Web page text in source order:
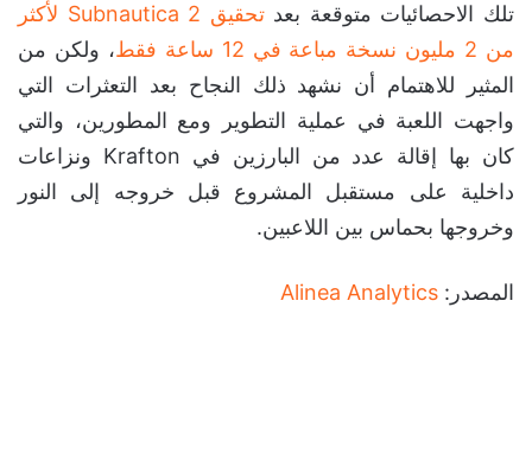
تلك الاحصائيات متوقعة بعد
تحقيق Subnautica 2 لأكثر
من 2 مليون نسخة مباعة في 12 ساعة فقط
، ولكن من
المثير للاهتمام أن نشهد ذلك النجاح بعد التعثرات التي
واجهت اللعبة في عملية التطوير ومع المطورين، والتي
كان بها إقالة عدد من البارزين في Krafton ونزاعات
داخلية على مستقبل المشروع قبل خروجه إلى النور
وخروجها بحماس بين اللاعبين.
المصدر: Alinea Analytics